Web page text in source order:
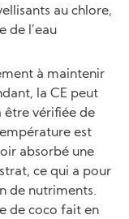
au chlore,
de l’eau
à maintenir
la CE peut
être vérifiée de
est
absorbé une
ce qui a pour
de nutriments.
de coco fait en